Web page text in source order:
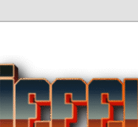
Terbaik
Wajib